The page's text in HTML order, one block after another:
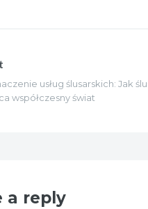
usług ślusarskich: Jak
współczesny świat
a reply